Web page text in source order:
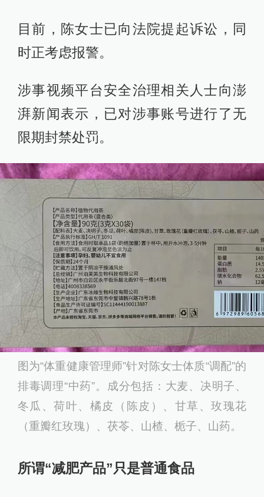
目前，陈女士已向法院提起诉讼，同
时正考虑报警。
涉事视频平台安全治理相关人士向澎
湃新闻表示，已对涉事账号进行了无
限期封禁处罚。
图为“体重健康管理师”针对陈女士体质“调配”的
排毒调理“中药”。成分包括：大麦、决明子、
冬瓜、荷叶、橘皮（陈皮）、甘草、玫瑰花
（重瓣红玫瑰）、茯苓、山楂、栀子、山药。
所谓“减肥产品”只是普通食品